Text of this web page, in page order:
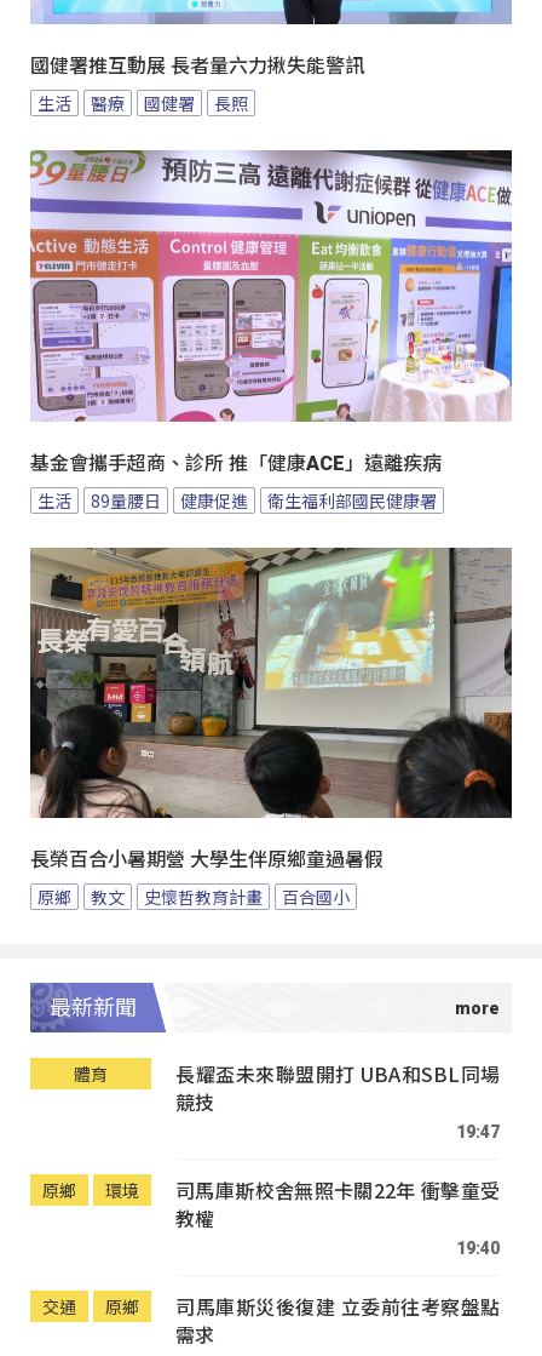
國健署推互動展 長者量六力揪失能警訊
生活 醫療 國健署 長照
基金會攜手超商、診所 推「健康ACE」遠離疾病
生活 89量腰日 健康促進 衛生福利部國民健康署
長榮百合小暑期營 大學生伴原鄉童過暑假
原鄉 教文 史懷哲教育計畫 百合國小
最新新聞
體育
長耀盃未來聯盟開打 UBA和SBL同場
競技
19:47
原鄉 環境
司馬庫斯校舍無照卡關22年 衝擊童受
教權
19:40
交通 原鄉
司馬庫斯災後復建 立委前往考察盤點
需求